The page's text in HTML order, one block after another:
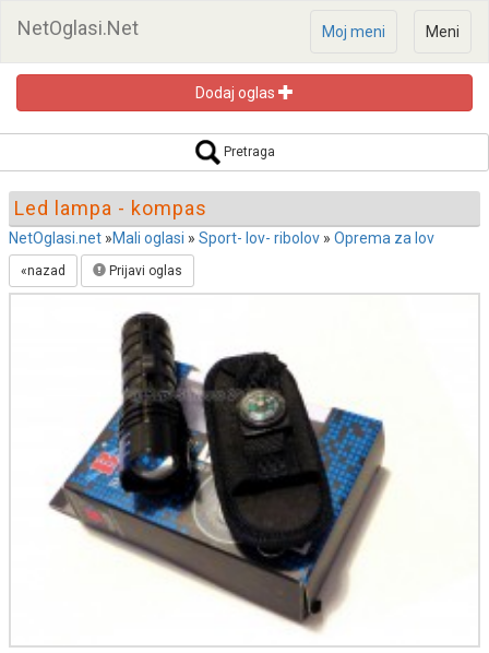
NetOglasi.Net Meni
Moj meni
Dodaj oglas
Pretraga
Pretraga oglasa
Led lampa - kompas
NetOglasi.net »Mali oglasi » Sport- lov- ribolov » Oprema za lov
«nazad Prijavi oglas